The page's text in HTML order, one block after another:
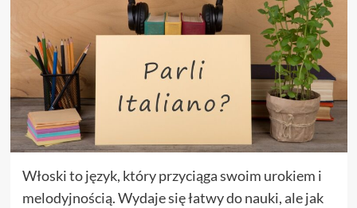
Włoski to język, który przyciąga swoim urokiem i
melodyjnością. Wydaje się łatwy do nauki, ale jak